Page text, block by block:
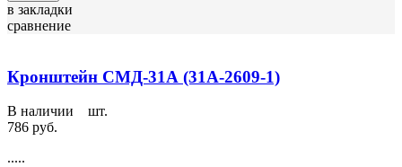
в закладки
сравнение
Кронштейн СМД-31А (31А-2609-1)
В наличии
шт.
786 руб.
.....